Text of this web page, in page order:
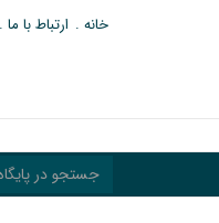
خانه ارتباط با ما